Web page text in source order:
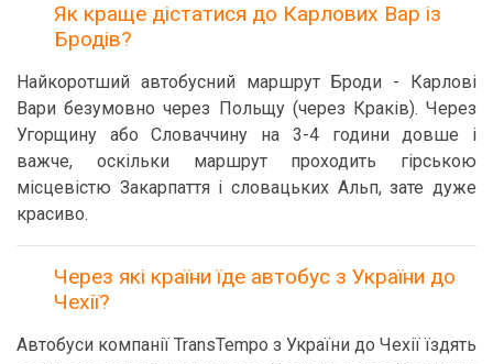
Як краще дістатися до Карлових Вар із
Бродів?
Найкоротший автобусний маршрут Броди - Карлові
Вари безумовно через Польщу (через Краків). Через
Угорщину або Словаччину на 3-4 години довше і
важче, оскільки маршрут проходить гірською
місцевістю Закарпаття і словацьких Альп, зате дуже
красиво.
Через які країни їде автобус з України до
Чехії?
Автобуси компанії TransTempo з України до Чехії їздять